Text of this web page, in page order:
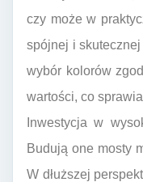
czy może w
spójnej i
wybór kolorów
wartości, co
Inwestycja w
Budują one mosty
W dłuższej